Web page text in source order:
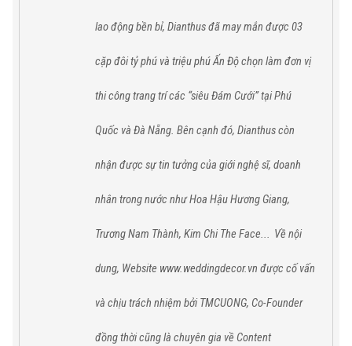
lao động bền bỉ, Dianthusđãmay mắn được 03
cặp đôi tỷ phú và triệu phú Ấn Độ chọn làm đơn vị
thi công trang trí các “siêu Đám Cưới” tạiPhú
Quốc và Đà Nẵng. Bên cạnh đó, Dianthuscòn
nhận được sự tin tưởng của giới nghệ sĩ, doanh
nhân trong nước như Hoa Hậu Hương Giang,
Trương Nam Thành, Kim Chi The Face... Về nội
dung, Website www.weddingdecor.vn được cố vấn
và chịu trách nhiệm bởi TMCUONG, Co-Founder
đồng thời cũng là chuyên gia về Content